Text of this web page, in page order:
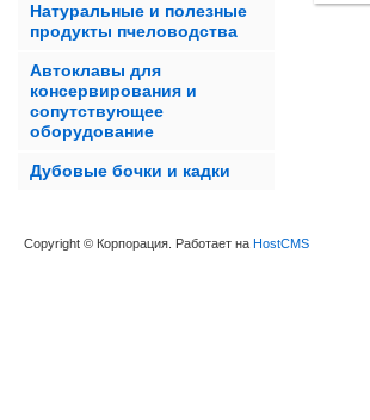
Натуральные и полезные
продукты пчеловодства
Автоклавы для
консервирования и
сопутствующее
оборудование
Дубовые бочки и кадки
Copyright © Корпорация. Работает на HostCMS